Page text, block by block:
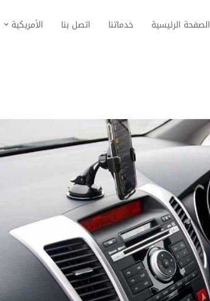
الصفحة الرئيسية خدماتنا اتصل بنا الأمريكية